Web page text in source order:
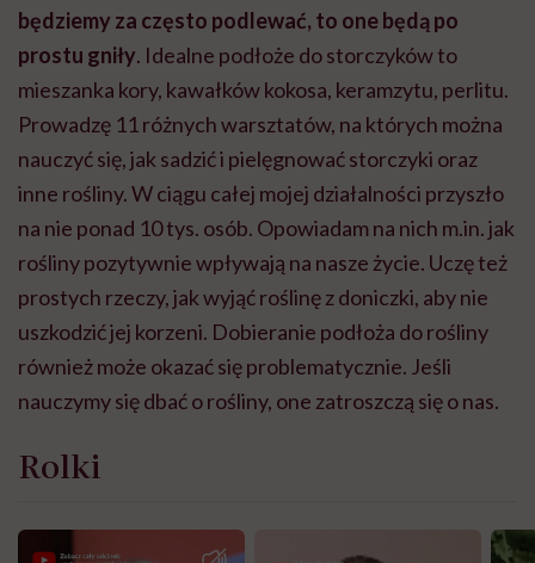
będziemy za często podlewać, to one będą po
prostu gniły. Idealne podłoże do storczyków to
mieszanka kory, kawałków kokosa, keramzytu, perlitu.
Prowadzę 11 różnych warsztatów, na których można
nauczyć się, jak sadzić i pielęgnować storczyki oraz
inne rośliny. W ciągu całej mojej działalności przyszło
na nie ponad 10 tys. osób. Opowiadam na nich m.in. jak
rośliny pozytywnie wpływają na nasze życie. Uczę też
prostych rzeczy, jak wyjąć roślinę z doniczki, aby nie
uszkodzić jej korzeni. Dobieranie podłoża do rośliny
również może okazać się problematycznie. Jeśli
nauczymy się dbać o rośliny, one zatroszczą się o nas.
Rolki